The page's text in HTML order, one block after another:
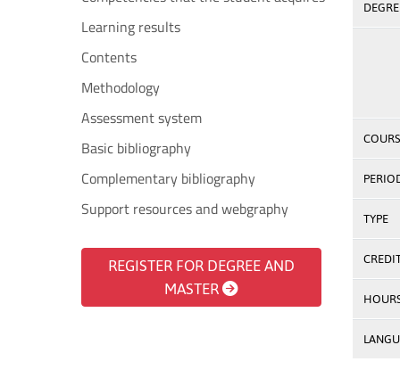
Learning results
Contents
Methodology
Assessment system
Basic bibliography
Complementary bibliography
Support resources and webgraphy
REGISTER FOR DEGREE AND
MASTER
TYPE